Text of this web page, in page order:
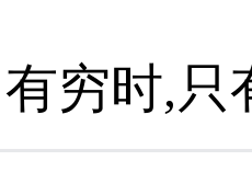
穷时,只